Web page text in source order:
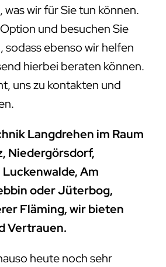
was wir für Sie tun können.
und besuchen Sie
sodass ebenso wir helfen
hierbei beraten können.
uns zu kontakten und
Langdrehen im Raum
Niedergörsdorf,
Am
oder Jüterbog,
Fläming, wir bieten
Vertrauen.
heute noch sehr